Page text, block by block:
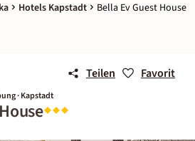
Hotels Kapstadt Bella Ev Guest House
Teilen Favorit
· Kapstadt